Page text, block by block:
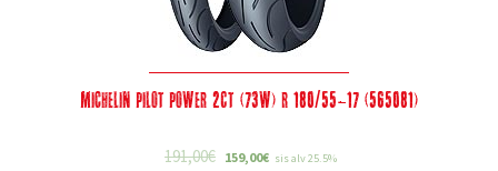
Michelin Pilot Power 2CT (73W) R 180/55-17 (565081)
191,00€ 159,00€ sis alv 25.5%